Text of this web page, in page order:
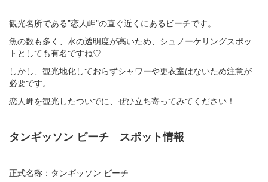
観光名所である”恋人岬”の直ぐ近くにあるビーチです。
魚の数も多く、水の透明度が高いため、シュノーケリングスポッ
トとしても有名ですね♡
しかし、観光地化しておらずシャワーや更衣室はないため注意が
必要です。
恋人岬を観光したついでに、ぜひ立ち寄ってみてください！
タンギッソン ビーチ スポット情報
正式名称：タンギッソン ビーチ